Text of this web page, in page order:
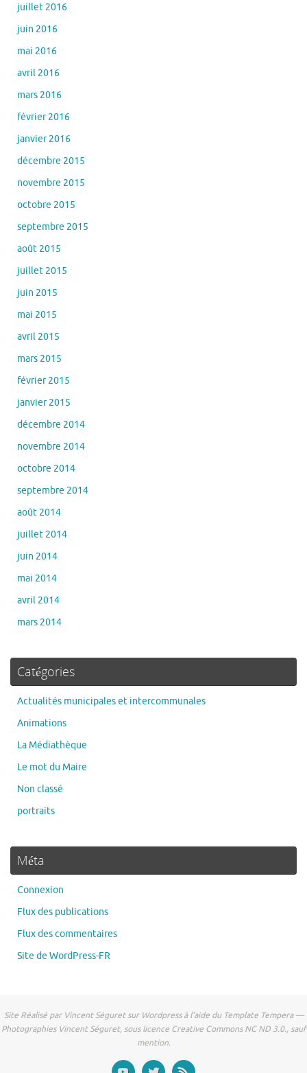
juillet 2016
juin 2016
mai 2016
avril 2016
mars 2016
février 2016
janvier 2016
décembre 2015
novembre 2015
octobre 2015
septembre 2015
août 2015
juillet 2015
juin 2015
mai 2015
avril 2015
mars 2015
février 2015
janvier 2015
décembre 2014
novembre 2014
octobre 2014
septembre 2014
août 2014
juillet 2014
juin 2014
mai 2014
avril 2014
mars 2014
Catégories
Actualités municipales et intercommunales
Animations
La Médiathèque
Le mot du Maire
Non classé
portraits
Méta
Connexion
Flux des publications
Flux des commentaires
Site de WordPress-FR
Site Réalisé par Vincent Séguret sur Wordpress à l'aide du Template Tempera —
Photographies Vincent Séguret, sous licence Creative Commons NC ND 3.0., sauf
mention.